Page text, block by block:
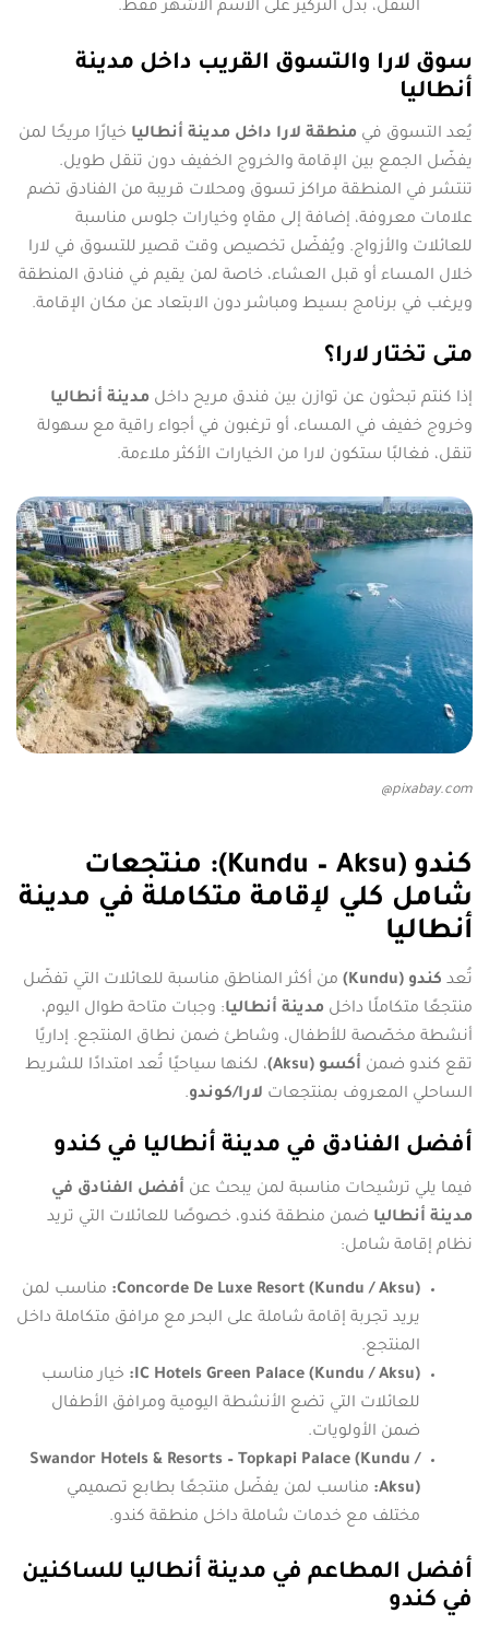
التنقل، بدل التركيز على الاسم الأشهر فقط.
سوق لارا والتسوق القريب داخل مدينة
أنطاليا
يُعد التسوق في منطقة لارا داخل مدينة أنطاليا خيارًا مريحًا لمن
يفضّل الجمع بين الإقامة والخروج الخفيف دون تنقل طويل.
تنتشر في المنطقة مراكز تسوق ومحلات قريبة من الفنادق تضم
علامات معروفة، إضافة إلى مقاهٍ وخيارات جلوس مناسبة
للعائلات والأزواج. ويُفضّل تخصيص وقت قصير للتسوق في لارا
خلال المساء أو قبل العشاء، خاصة لمن يقيم في فنادق المنطقة
ويرغب في برنامج بسيط ومباشر دون الابتعاد عن مكان الإقامة.
متى تختار لارا؟
إذا كنتم تبحثون عن توازن بين فندق مريح داخل مدينة أنطاليا
وخروج خفيف في المساء، أو ترغبون في أجواء راقية مع سهولة
تنقل، فغالبًا ستكون لارا من الخيارات الأكثر ملاءمة.
pixabay.com@
كندو (Kundu – Aksu): منتجعات
شامل كلي لإقامة متكاملة في مدينة
أنطاليا
تُعد كندو (Kundu)
من أكثر المناطق مناسبة للعائلات التي تفضّل
منتجعًا متكاملًا داخل مدينة أنطاليا: وجبات متاحة طوال اليوم،
أنشطة مخصّصة للأطفال، وشاطئ ضمن نطاق المنتجع. إداريًا
تقع كندو ضمن أكسو (Aksu)
، لكنها سياحيًا تُعد امتدادًا للشريط
الساحلي المعروف بمنتجعات لارا/كوندو.
أفضل الفنادق في مدينة أنطاليا في كندو
فيما يلي ترشيحات مناسبة لمن يبحث عن أفضل الفنادق في
مدينة أنطاليا ضمن منطقة كندو، خصوصًا للعائلات التي تريد
نظام إقامة شامل:
Concorde De Luxe Resort (Kundu / Aksu):
مناسب لمن
يريد تجربة إقامة شاملة على البحر مع مرافق متكاملة داخل
المنتجع.
IC Hotels Green Palace (Kundu / Aksu):
خيار مناسب
للعائلات التي تضع الأنشطة اليومية ومرافق الأطفال
ضمن الأولويات.
Swandor Hotels & Resorts – Topkapi Palace (Kundu /
Aksu):
مناسب لمن يفضّل منتجعًا بطابع تصميمي
مختلف مع خدمات شاملة داخل منطقة كندو.
أفضل المطاعم في مدينة أنطاليا للساكنين
في كندو